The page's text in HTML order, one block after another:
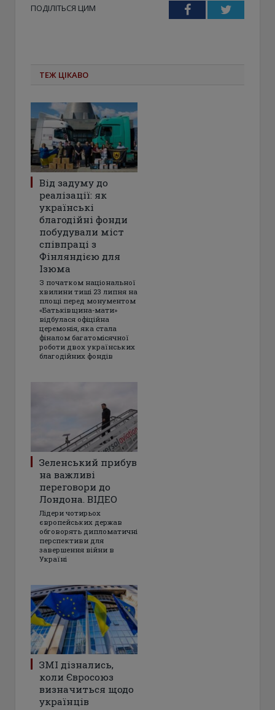
ПОДІЛІТЬСЯ ЦИМ FacebookTwitter
ТЕЖ ЦІКАВО
Від задуму до
реалізації: як
українські
благодійні фонди
побудували міст
співпраці з
Фінляндією для
Ізюма
З початком національної
хвилини тиші 23 липня на
площі перед монументом
«Батьківщина-мати»
відбулася офіційна
церемонія, яка стала
фіналом багатомісячної
роботи двох українських
благодійних фондів
Зеленський прибув
на важливі
переговори до
Лондона. ВІДЕО
Лідери чотирьох
європейських держав
обговорять дипломатичні
перспективи для
завершення війни в
Україні
ЗМІ дізнались,
коли Євросоюз
визначиться щодо
українців